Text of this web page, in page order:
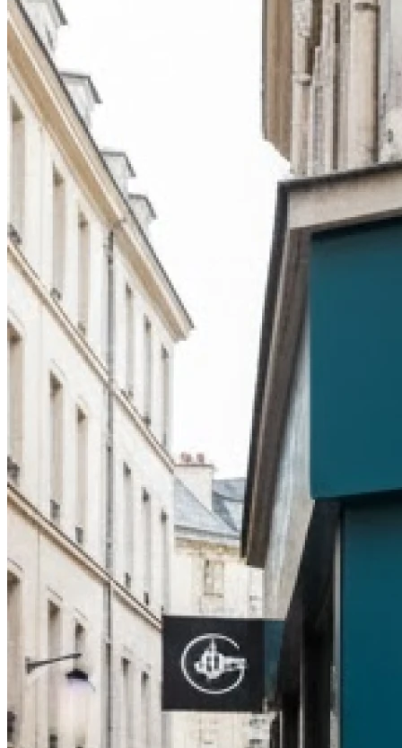
Jeudi
08h30 - 12h00
13h00 - 18h15
Vendredi
08h30 - 12h00
13h00 - 18h15
Samedi
Fermé
Dimanche
Fermé